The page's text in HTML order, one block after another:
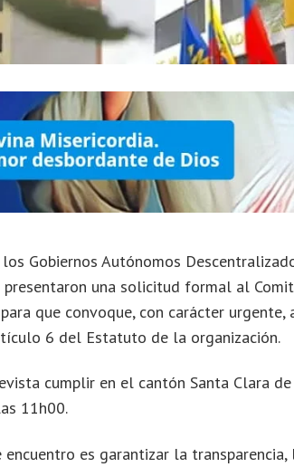
Gobiernos Autónomos
una solicitud formal al
que convoque, con carácter
6 del Estatuto de la organización.
cumplir en el cantón Santa Clara
11h00.
es garantizar la